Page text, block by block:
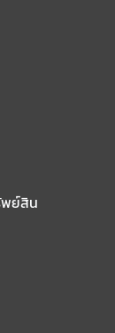
พย์สิน